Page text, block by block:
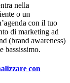
nella
o un
con il tuo
di marketing ad
(brand awareness)
bassissimo.
con